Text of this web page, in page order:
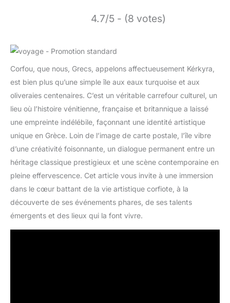
4.7/5 - (8 votes)
Corfou, que nous, Grecs, appelons affectueusement Kérkyra,
est bien plus qu’une simple île aux eaux turquoise et aux
oliveraies centenaires. C’est un véritable carrefour culturel, un
lieu où l’histoire vénitienne, française et britannique a laissé
une empreinte indélébile, façonnant une identité artistique
unique en Grèce. Loin de l’image de carte postale, l’île vibre
d’une créativité foisonnante, un dialogue permanent entre un
héritage classique prestigieux et une scène contemporaine en
pleine effervescence. Cet article vous invite à une immersion
dans le cœur battant de la vie artistique corfiote, à la
découverte de ses événements phares, de ses talents
émergents et des lieux qui la font vivre.